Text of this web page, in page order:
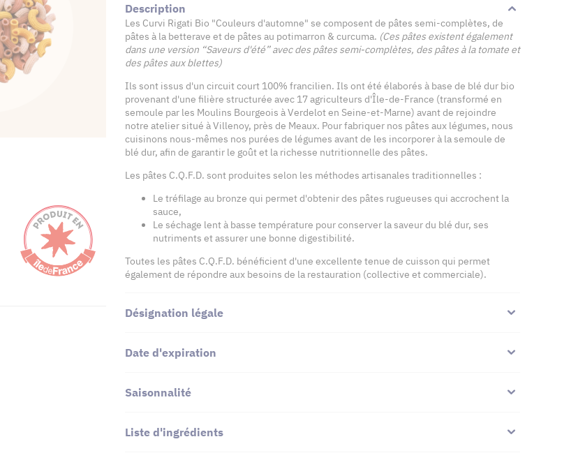
Description
Les Curvi Rigati Bio "Couleurs d'automne" se composent de pâtes semi-complètes, de
pâtes à la betterave et de pâtes au potimarron & curcuma. (Ces pâtes existent également
dans une version “Saveurs d'été” avec des pâtes semi-complètes, des pâtes à la tomate et
des pâtes aux blettes)
Ils sont issus d'un circuit court 100% francilien. Ils ont été élaborés à base de blé dur bio
provenant d'une filière structurée avec 17 agriculteurs d'Île-de-France (transformé en
semoule par les Moulins Bourgeois à Verdelot en Seine-et-Marne) avant de rejoindre
notre atelier situé à Villenoy, près de Meaux. Pour fabriquer nos pâtes aux légumes, nous
cuisinons nous-mêmes nos purées de légumes avant de les incorporer à la semoule de
blé dur, afin de garantir le goût et la richesse nutritionnelle des pâtes.
Les pâtes C.Q.F.D. sont produites selon les méthodes artisanales traditionnelles :
Le tréfilage au bronze qui permet d'obtenir des pâtes rugueuses qui accrochent la
sauce,
Le séchage lent à basse température pour conserver la saveur du blé dur, ses
nutriments et assurer une bonne digestibilité.
Toutes les pâtes C.Q.F.D. bénéficient d'une excellente tenue de cuisson qui permet
également de répondre aux besoins de la restauration (collective et commerciale).
Désignation légale
Date d'expiration
Saisonnalité
Liste d'ingrédients